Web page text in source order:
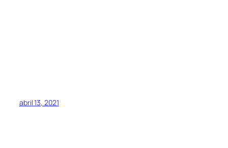
abril 13, 2021